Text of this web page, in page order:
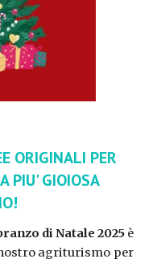
ORIGINALI PER
PIU' GIOIOSA
di Natale 2025è
agriturismo per